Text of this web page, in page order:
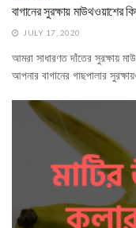
বাগানের সুরক্ষায় মাউথওয়াশের
JULY 17, 2020
আমরা সাধারণত দাঁতের সুরক্ষায়
আপনার বাগানের গাছপালার